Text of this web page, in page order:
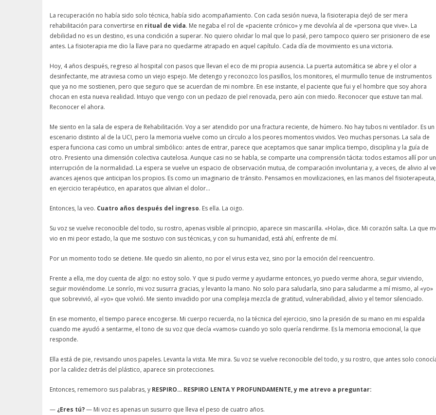
La recuperación no había sido solo técnica, había sido acompañamiento. Con cada sesión nueva, la fisioterapia dejó de ser mera
rehabilitación para convertirse en ritual de vida. Me negaba el rol de «paciente crónico» y me devolvía al de «persona que vive». La
debilidad no es un destino, es una condición a superar. No quiero olvidar lo mal que lo pasé, pero tampoco quiero ser prisionero de ese
antes. La fisioterapia me dio la llave para no quedarme atrapado en aquel capítulo. Cada día de movimiento es una victoria.
Hoy, 4 años después, regreso al hospital con pasos que llevan el eco de mi propia ausencia. La puerta automática se abre y el olor a
desinfectante, me atraviesa como un viejo espejo. Me detengo y reconozco los pasillos, los monitores, el murmullo tenue de instrumentos
que ya no me sostienen, pero que seguro que se acuerdan de mi nombre. En ese instante, el paciente que fui y el hombre que soy ahora
chocan en esta nueva realidad. Intuyo que vengo con un pedazo de piel renovada, pero aún con miedo. Reconocer que estuve tan mal.
Reconocer el ahora.
Me siento en la sala de espera de Rehabilitación. Voy a ser atendido por una fractura reciente, de húmero. No hay tubos ni ventilador. Es un
escenario distinto al de la UCI, pero la memoria vuelve como un círculo a los peores momentos vividos. Veo muchas personas. La sala de
espera funciona casi como un umbral simbólico: antes de entrar, parece que aceptamos que sanar implica tiempo, disciplina y la guía de
otro. Presiento una dimensión colectiva cautelosa. Aunque casi no se habla, se comparte una comprensión tácita: todos estamos allí por
interrupción de la normalidad. La espera se vuelve un espacio de observación mutua, de comparación involuntaria y, a veces, de alivio al
avances ajenos que anticipan los propios. Es como un imaginario de tránsito. Pensamos en movilizaciones, en las manos del fisioterapeuta,
en ejercicio terapéutico, en aparatos que alivian el dolor…
Entonces, la veo. Cuatro años después del ingreso. Es ella. La oigo.
Su voz se vuelve reconocible del todo, su rostro, apenas visible al principio, aparece sin mascarilla. «Hola», dice. Mi corazón salta. La que
vio en mi peor estado, la que me sostuvo con sus técnicas, y con su humanidad, está ahí, enfrente de mí.
Por un momento todo se detiene. Me quedo sin aliento, no por el virus esta vez, sino por la emoción del reencuentro.
Frente a ella, me doy cuenta de algo: no estoy solo. Y que si pudo verme y ayudarme entonces, yo puedo verme ahora, seguir viviendo,
seguir moviéndome. Le sonrío, mi voz susurra gracias, y levanto la mano. No solo para saludarla, sino para saludarme a mí mismo, al «yo»
que sobrevivió, al «yo» que volvió. Me siento invadido por una compleja mezcla de gratitud, vulnerabilidad, alivio y el temor silenciado.
En ese momento, el tiempo parece encogerse. Mi cuerpo recuerda, no la técnica del ejercicio, sino la presión de su mano en mi espalda
cuando me ayudó a sentarme, el tono de su voz que decía «vamos» cuando yo solo quería rendirme. Es la memoria emocional, la que
responde.
Ella está de pie, revisando unos papeles. Levanta la vista. Me mira. Su voz se vuelve reconocible del todo, y su rostro, que antes solo
por la calidez detrás del plástico, aparece sin protecciones.
Entonces, rememoro sus palabras, y RESPIRO… RESPIRO LENTA Y PROFUNDAMENTE, y me atrevo a preguntar:
— ¿Eres tú?— Mi voz es apenas un susurro que lleva el peso de cuatro años.